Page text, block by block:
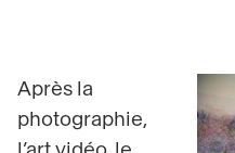
Après la
photographie,